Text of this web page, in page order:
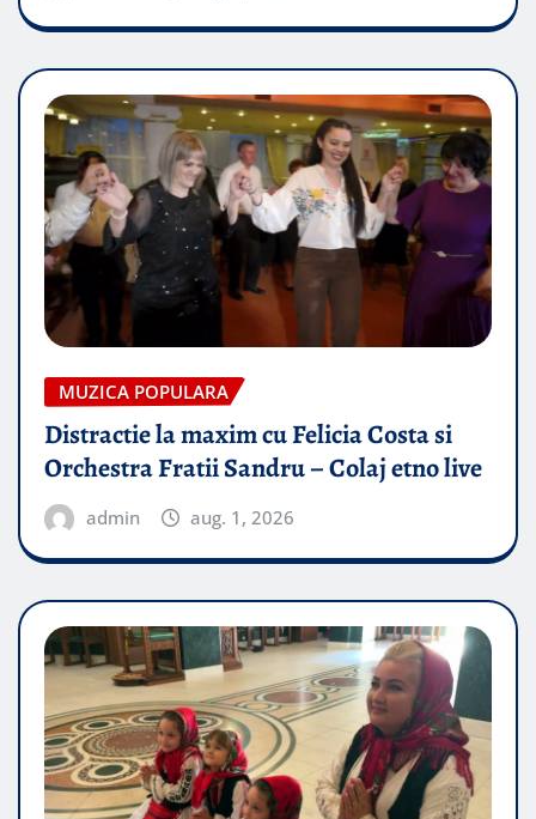
MUZICA POPULARA
Distractie la maxim cu Felicia Costa si
Orchestra Fratii Sandru – Colaj etno live
admin aug. 1, 2026